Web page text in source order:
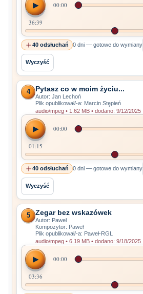
▶ 00:00
36:39
40 odsłuchań 0 dni — gotowe do wymiany
Wyczyść
4 Pytasz co w moim życiu...
Autor: Jan Lechoń
Plik opublikował/-a: Marcin Stępień
audio/mpeg • 1.62 MB • dodano: 9/12/2025
▶ 00:00
01:15
40 odsłuchań 0 dni — gotowe do wymiany
Wyczyść
5 Zegar bez wskazówek
Autor: Paweł
Kompozytor: Paweł
Plik opublikował/-a: Paweł-RGL
audio/mpeg • 6.19 MB • dodano: 9/18/2025
▶ 00:00
03:36